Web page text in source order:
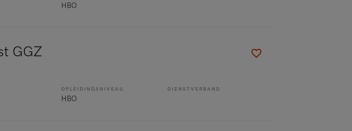
HBO
GGZ
OPLEIDINGSNIVEAU
HBO
DIENSTVERBAND